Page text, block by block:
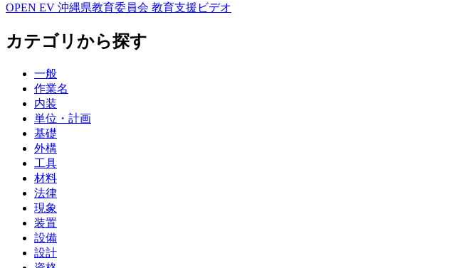
OPEN EV 沖縄県教育委員会 教育支援ビデオ
カテゴリから探す
一般
作業名
内装
単位・計画
基礎
外構
工具
材料
法律
現象
装置
設備
設計